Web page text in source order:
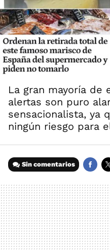
La gran mayoría de
alertas son puro
sensacionalista, ya
ningún riesgo para
Sin comentarios